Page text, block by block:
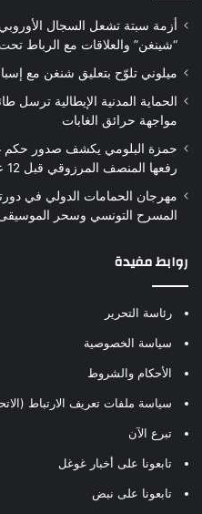
أزمة سبتة تشعل السجال
“شينغن” والعلاقات مع الرباط تحت
ميلوني تلوّح بتعليق شنغن مع
الحماية المدنية الإيطالية ترسل
مواجهة حرائق الغابات
حمزة البلومي يكشف صدور حكم
رفعها المنصف المرزوقي قبل 12 عاما
المسرح التونسي وسحر الموسيقى
روابط مفيدة
رئاسة التحرير
سياسة الخصوصية
الأحكام والشروط
سياسة ملفات تعريف الارتباط
تبرع الآن
تابعونا على أخبار غوغل
تابعونا على نبض